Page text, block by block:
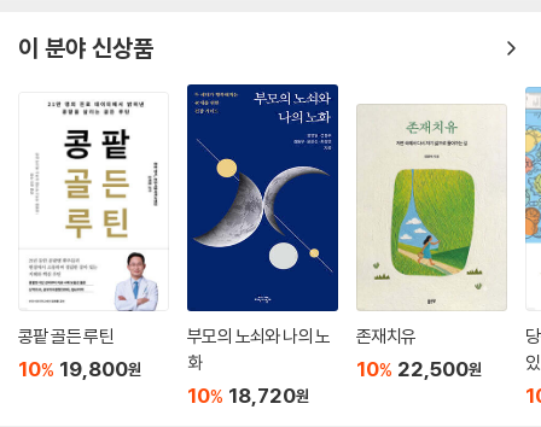
대해 의논할 수 있는 상대로 인식하는 것이다.
이 책의 의사들은 치료제 중에서도 불필요한 것이 있다고 말하지만 모든
병에 대해 약 처방을 부정하는 것은 아니다. 다만 경미한 수준의 증상에 대
해 약물치료를 한다든가, 부작용이나 환자의 삶의 질은 고려하지 않고 관
행적으로 처방하는 약의 폐해는 사라져야 한다고 말한다.
1장 │ 생활환경을 개선하면 약은 ‘빼기’가 가능하다-모리타 히로유키
‘혈압약은 죽을 때까지 먹어야 한다’는 말은 거의 불변하는 진리처럼 받아
들인다. 혈압약과 세트로 따라오는 것이 또한 고지혈증 약, 즉 콜레스테롤
을 낮추는 약이다. 내과의 모리타 히로유키는 나이 들면 흔히 먹는 혈압약
과 콜레스테롤 억제제도 얼마든지 줄이거나 낮출 수 있다고 말한다. 아무
리 좋은 치료제라도 나이에 따라 환자의 환경에 따라, 심지어 계절에 따라
서도 바뀌어야 하는데, 의사와 환자 모두 ‘진료 가이드라인’에 얽매어 약을
이 분야 신상품
콩팥 골든 루틴
10% 19,800원
부모의 노쇠와 나의 노
화
10% 18,720원
존재치유
10% 22,500원